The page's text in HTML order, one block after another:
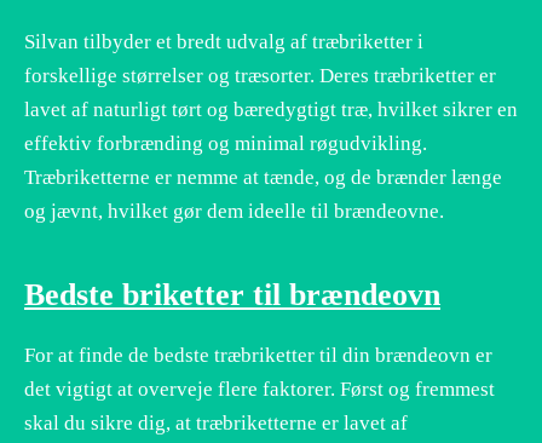
Silvan tilbyder et bredt udvalg af træbriketter i
forskellige størrelser og træsorter. Deres træbriketter er
lavet af naturligt tørt og bæredygtigt træ, hvilket sikrer en
effektiv forbrænding og minimal røgudvikling.
Træbriketterne er nemme at tænde, og de brænder længe
og jævnt, hvilket gør dem ideelle til brændeovne.
Bedste briketter til brændeovn
For at finde de bedste træbriketter til din brændeovn er
det vigtigt at overveje flere faktorer. Først og fremmest
skal du sikre dig, at træbriketterne er lavet af